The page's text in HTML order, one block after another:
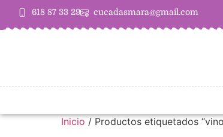
618 87 33 29 cucadasmara@gmail.com
Inicio / Productos etiquetados